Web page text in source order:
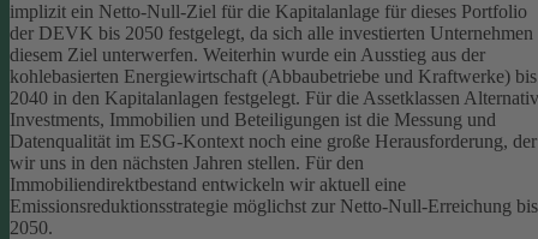
implizit ein Netto-Null-Ziel für die Kapitalanlage für dieses Portfolio
der DEVK bis 2050 festgelegt, da sich alle investierten Unternehmen
diesem Ziel unterwerfen. Weiterhin wurde ein Ausstieg aus der
kohlebasierten Energiewirtschaft (Abbaubetriebe und Kraftwerke) bis
2040 in den Kapitalanlagen festgelegt. Für die Assetklassen
Investments, Immobilien und Beteiligungen ist die Messung und
Datenqualität im ESG-Kontext noch eine große Herausforderung, der
wir uns in den nächsten Jahren stellen. Für den
Immobiliendirektbestand entwickeln wir aktuell eine
Emissionsreduktionsstrategie möglichst zur Netto-Null-Erreichung bis
2050.